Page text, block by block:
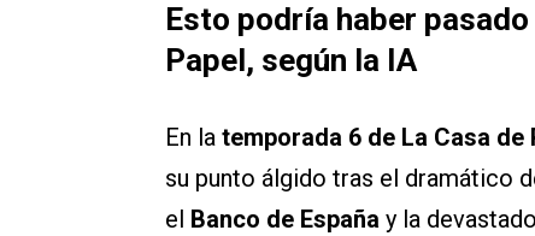
Esto podría haber
Papel, según la IA
En la temporada 6 de La Casa de
su punto álgido tras el dramático
el Banco de España y la